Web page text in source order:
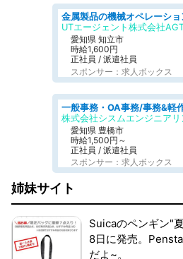
UTエージェント株式会社
愛知県 知立市
時給1,600円
正社員 / 派遣社員
スポンサー：求人ボックス
株式会社シスムエンジニアリ
愛知県 豊橋市
時給1,500円～
正社員 / 派遣社員
スポンサー：求人ボックス
姉妹サイト
Suicaのペンギン"
8日に発売。
だよ~。